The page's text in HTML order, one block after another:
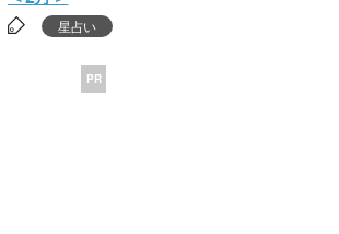
星占い
PR